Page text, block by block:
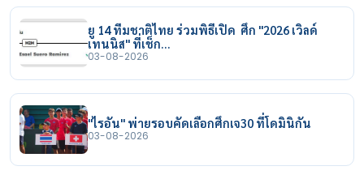
ยู 14 ทีมชาติไทย ร่วมพิธีเปิด ศึก "2026 เวิลด์
เทนนิส" ที่เช็ก…
03-08-2026
"ไรอัน" พ่ายรอบคัดเลือกศึกเจ30 ที่โดมินิกัน
03-08-2026